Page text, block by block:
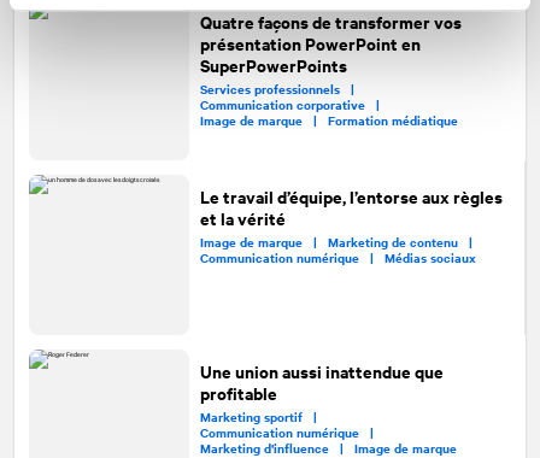
Quatre façons de transformer vos
présentation PowerPoint en
SuperPowerPoints
Services professionnels |
Communication corporative |
Image de marque |Formation médiatique
Le travail d’équipe, l’entorse aux règles
et la vérité
Image de marque | Marketing de contenu |
Communication numérique | Médias sociaux
Une union aussi inattendue que
profitable
Marketing sportif |
Communication numérique |
Marketing d’influence |Image de marque